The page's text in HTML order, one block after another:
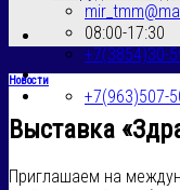
08:00-17:30
+7(3854)30-
+7(963)507-
Новости
Выставка
Приглашаем на